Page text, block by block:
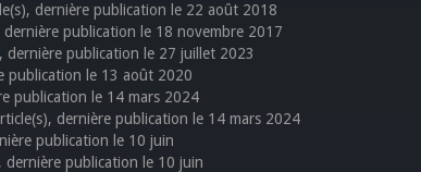
dernière publication le 22 août 2018
dernière publication le 18 novembre 2017
dernière publication le 27 juillet 2023
publication le 13 août 2020
publication le 14 mars 2024
dernière publication le 14 mars 2024
publication le 10 juin
dernière publication le 10 juin